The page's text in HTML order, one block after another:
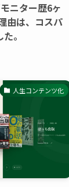
ニター歴6ヶ
由は、コスパ
。
人生コンテンツ化